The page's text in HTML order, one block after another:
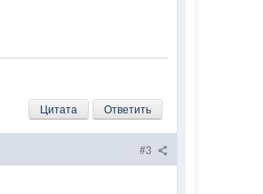
Ответить
Цитата
#3